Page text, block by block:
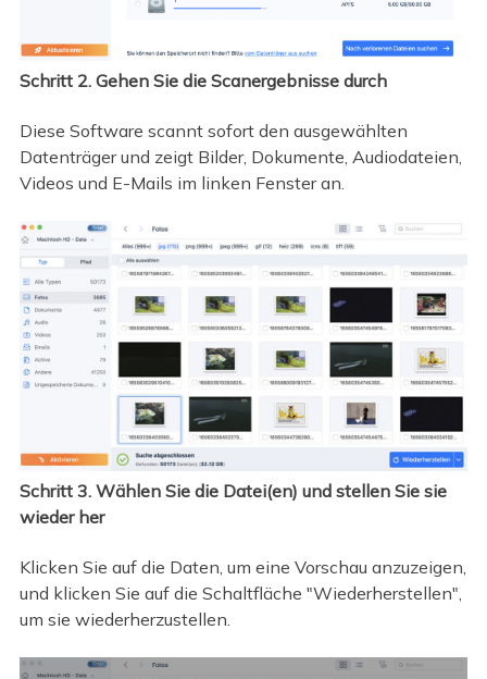
Schritt 2. Gehen Sie die Scanergebnisse durch
Diese Software scannt sofort den ausgewählten
Datenträger und zeigt Bilder, Dokumente, Audiodateien,
Videos und E-Mails im linken Fenster an.
Schritt 3. Wählen Sie die Datei(en) und stellen Sie sie
wieder her
Klicken Sie auf die Daten, um eine Vorschau anzuzeigen,
und klicken Sie auf die Schaltfläche "Wiederherstellen",
um sie wiederherzustellen.